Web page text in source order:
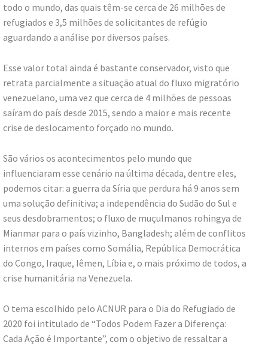
todo o mundo, das quais têm-se cerca de 26 milhões de
refugiados e 3,5 milhões de solicitantes de refúgio
aguardando a análise por diversos países.
Esse valor total ainda é bastante conservador, visto que
retrata parcialmente a situação atual do fluxo migratório
venezuelano, uma vez que cerca de 4 milhões de pessoas
saíram do país desde 2015, sendo a maior e mais recente
crise de deslocamento forçado no mundo.
São vários os acontecimentos pelo mundo que
influenciaram esse cenário na última década, dentre eles,
podemos citar: a guerra da Síria que perdura há 9 anos sem
uma solução definitiva; a independência do Sudão do Sul e
seus desdobramentos; o fluxo de muçulmanos rohingya de
Mianmar para o país vizinho, Bangladesh; além de conflitos
internos em países como Somália, República Democrática
do Congo, Iraque, Iêmen, Líbia e, o mais próximo de todos, a
crise humanitária na Venezuela.
O tema escolhido pelo ACNUR para o Dia do Refugiado de
2020 foi intitulado de “Todos Podem Fazer a Diferença:
Cada Ação é Importante”, com o objetivo de ressaltar a